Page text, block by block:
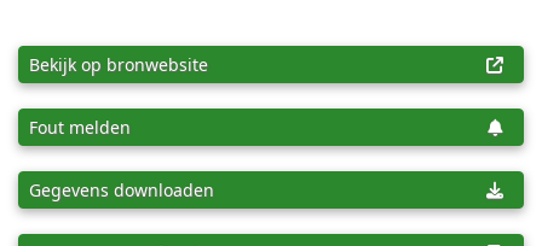
Bekijk op bronwebsite
Fout melden
Gegevens downloaden